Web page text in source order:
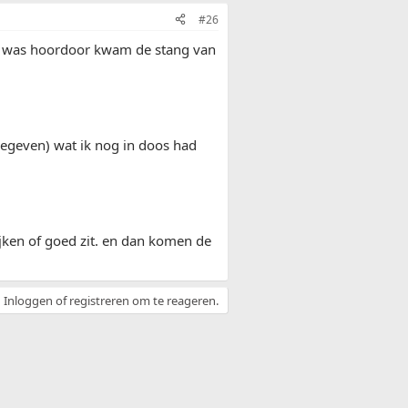
#26
hoordoor kwam de stang van
wat ik nog in doos had
of goed zit. en dan komen de
Inloggen of registreren om te reageren.